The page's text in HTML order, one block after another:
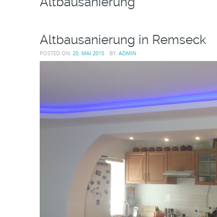
Altbausanierung in Remseck
POSTED ON: 20. MAI 2015 BY: ADMIN